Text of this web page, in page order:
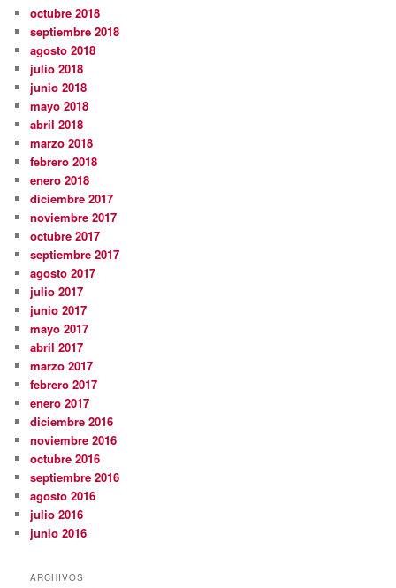
octubre 2018
septiembre 2018
agosto 2018
julio 2018
junio 2018
mayo 2018
abril 2018
marzo 2018
febrero 2018
enero 2018
diciembre 2017
noviembre 2017
octubre 2017
septiembre 2017
agosto 2017
julio 2017
junio 2017
mayo 2017
abril 2017
marzo 2017
febrero 2017
enero 2017
diciembre 2016
noviembre 2016
octubre 2016
septiembre 2016
agosto 2016
julio 2016
junio 2016
ARCHIVOS